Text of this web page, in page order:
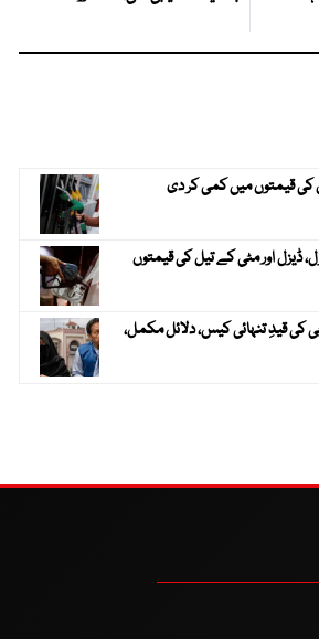
کی قیمتوں میں کمی کر دی
ڈیزل اور مٹی کے تیل کی قیمتوں
کی قیدِ تنہائی کیس، دلائل مکمل،